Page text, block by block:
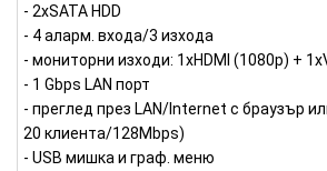
- 2хSATA HDD
- 4 аларм. входа/3 изхода
- мониторни изходи: 1xHDMI (1080p) +
- 1 Gbps LAN порт
- преглед през LAN/Internet с браузър
20 клиента/128Mbps)
- USB мишка и граф. меню